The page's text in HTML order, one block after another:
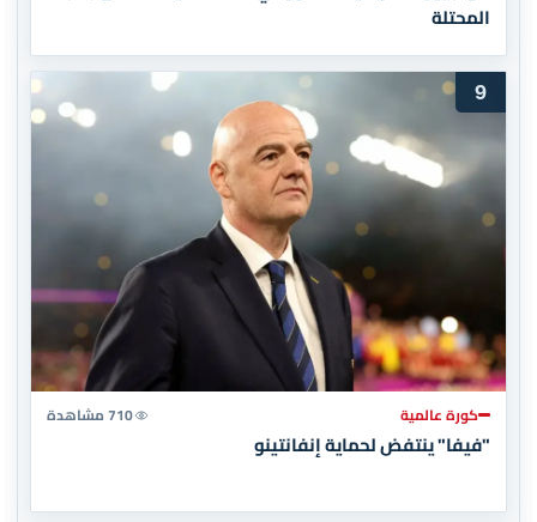
المحتلة
9
كورة عالمية 710 مشاهدة
"فيفا" ينتفض لحماية إنفانتينو